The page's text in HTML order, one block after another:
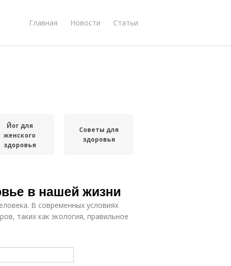
Главная Новости Статьи
Йог для
женского
здоровья
Советы для
здоровья
в нашей жизни
В современных условиях
таких как экология, правильное